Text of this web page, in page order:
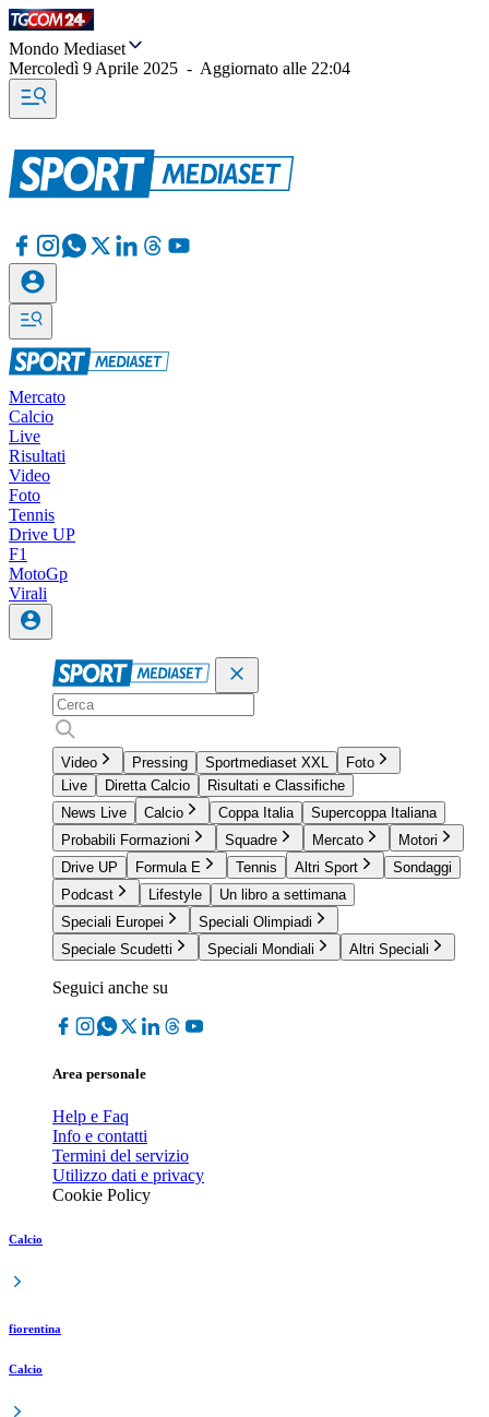
Mondo Mediaset
Mercoledì 9 Aprile 2025 - Aggiornato alle 22:04
Mercato
Calcio
Live
Risultati
Video
Foto
Tennis
Drive UP
F1
MotoGp
Virali
Video Pressing Sportmediaset XXL
Foto
Live
Diretta Calcio
Risultati e Classifiche
News Live
Calcio Coppa Italia
Supercoppa Italiana
Probabili Formazioni
Squadre Mercato
Motori
Drive UP
Formula E Tennis Altri Sport
Sondaggi
Podcast
Lifestyle
Un libro a settimana
Speciali Europei
Speciali Olimpiadi
Speciale Scudetti
Speciali Mondiali Altri Speciali
Seguici anche su
Area personale
Help e Faq
Info e contatti
Termini del servizio
Utilizzo dati e privacy
Cookie Policy
Calcio
fiorentina
Calcio